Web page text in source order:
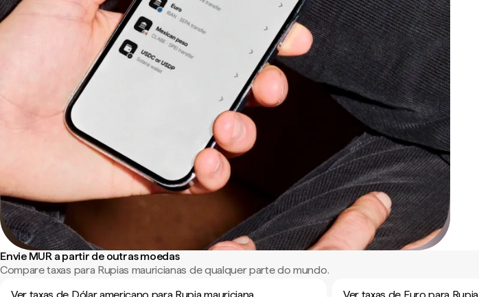
Envie MUR a partir de outras moedas
Compare taxas para Rupias mauricianas de qualquer parte do mundo.